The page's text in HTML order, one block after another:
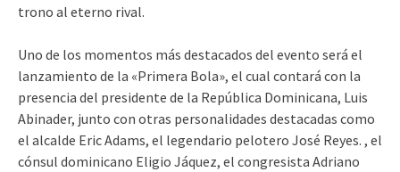
trono al eterno rival.
Uno de los momentos más destacados del evento será el
lanzamiento de la «Primera Bola», el cual contará con la
presencia del presidente de la República Dominicana, Luis
Abinader, junto con otras personalidades destacadas como
el alcalde Eric Adams, el legendario pelotero José Reyes. , el
cónsul dominicano Eligio Jáquez, el congresista Adriano